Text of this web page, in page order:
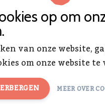
op om
van onze website,
om onze website te
MEER OVER